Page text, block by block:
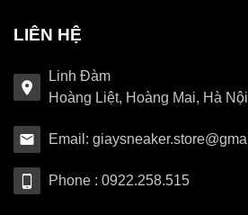
LIÊN HỆ
Linh Đàm
Hoàng Liệt, Hoàng Mai, Hà Nội
Email:
Phone : 0922.258.515